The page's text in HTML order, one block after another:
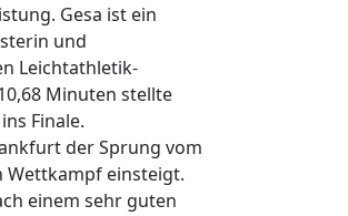
Gesa ist ein
und
Leichtathletik-
Minuten stellte
Finale.
der Sprung vom
Wettkampf einsteigt.
einem sehr guten